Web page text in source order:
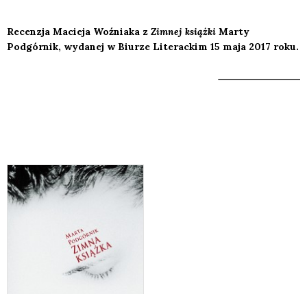
Recenzja Macieja Woźniaka z Zimnej książki Marty
Podgórnik, wydanej w Biurze Literackim 15 maja 2017 roku.